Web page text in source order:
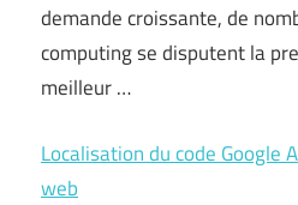
demande croissante, de
computing se disputent la
meilleur …
Localisation du code Google
web